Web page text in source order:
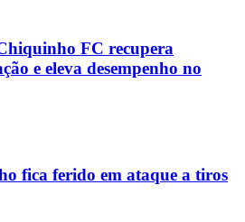
FC recupera
e eleva desempenho no
fica ferido em ataque a tiros